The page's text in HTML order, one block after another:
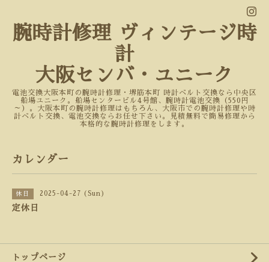
腕時計修理 ヴィンテージ時
計
大阪センバ・ユニーク
電池交換大阪本町の腕時計修理・堺筋本町 時計ベルト交換なら中央区
船場ユニーク。船場センタービル4号館、腕時計電池交換（550円
～）。大阪本町の腕時計修理はもちろん、大阪市での腕時計修理や時
計ベルト交換、電池交換ならお任せ下さい。見積無料で簡易修理から
本格的な腕時計修理をします。
カレンダー
休日 2025-04-27 (Sun)
定休日
トップページ